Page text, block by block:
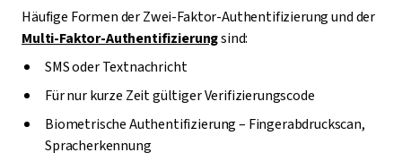
Häufige Formen der Zwei-Faktor-Authentifizierung und der
Multi-Faktor-Authentifizierungsind:
SMS oder Textnachricht
Für nur kurze Zeit gültiger Verifizierungscode
Biometrische Authentifizierung – Fingerabdruckscan,
Spracherkennung